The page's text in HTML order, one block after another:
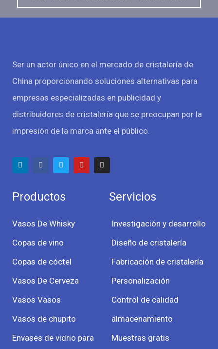
Ser un actor único en el mercado de cristalería de
China proporcionando soluciones alternativas para
empresas especializadas en publicidad y
distribuidores de cristalería que se preocupan por la
impresión de la marca ante el público.
Productos
Vasos De Whisky
Copas de vino
Copas de cóctel
Vasos De Cerveza
Vasos Vasos
Vasos de chupito
Envases de vidrio para
Servicios
Investigación y desarrollo
Diseño de cristalería
Fabricación de cristalería
Personalización
Control de calidad
almacenamiento
Muestras gratis